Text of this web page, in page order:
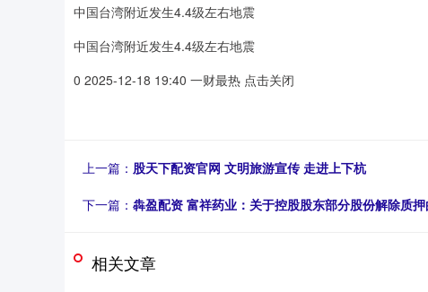
中国台湾附近发生4.4级左右地震
中国台湾附近发生4.4级左右地震
0 2025-12-18 19:40 一财最热 点击关闭
上一篇： 股天下配资官网 文明旅游宣传 走进上下杭
下一篇： 犇盈配资 富祥药业：关于控股股东部分股份解除质
相关文章